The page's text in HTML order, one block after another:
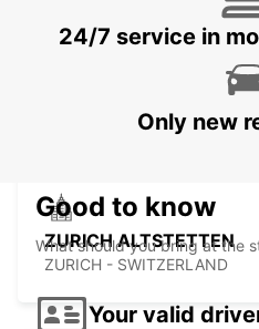
ZURICH SCHLIEREN
SCHLIEREN - SWITZERLAND
ZURICH ALTSTETTEN
ZURICH - SWITZERLAND
24/7 service in
Only new
Good to know
What should you bring at the
Your valid